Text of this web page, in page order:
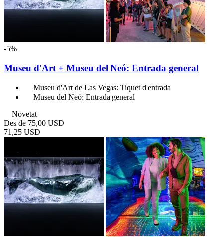
-5%
Museu d'Art + Museu del Neó: Entrada general
Museu d'Art de Las Vegas: Tiquet d'entrada
Museu del Neó: Entrada general
Novetat
Des de 75,00 USD
71,25 USD